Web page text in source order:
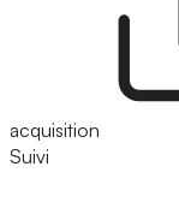
acquisition
Suivi